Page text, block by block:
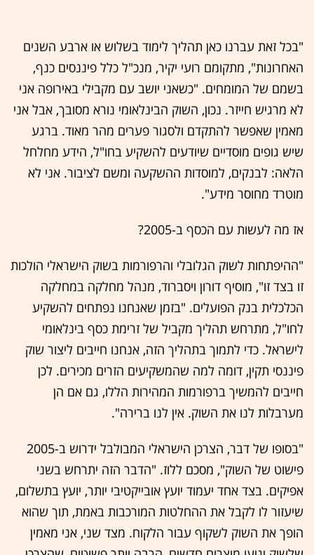
"בכל זאת עברנו כאן תהליך לימוד בשלוש או ארבע השנים
האחרונות", מתקומם רועי יקיר, מנכ"ל כלל פיננסים כנף,
בשמם של המומחים. "כשאני יושב עם מקבילי באירופה אני
לא מרגיש חייזר. נכון, השוק הבינלאומי נורא מסובך, אבל אני
מאמין שאפשר להתקדם ולסגור פערים מהר מאוד. ברגע
שיש גופים מוסדיים שיודעים להשקיע בחו"ל, הידע מחלחל
הלאה: לבנקים, למוסדות ההשקעה ומשם לציבור. אני לא
מוטרד מחוסר מידע".
אז מה לעשות עם הכסף ב-2005?
"ההיפתחות לשוק הגלובלי והרפורמות בשוק הישראלי הולכות
זו בצד זו", מוסיף דורון ויסברוד, מנהל מחלקה במחלקה
הכלכלית בנק הפועלים. "בזמן שאנחנו נפתחים להשקיע
לחו"ל, מתרחש תהליך מקביל של זרימת כסף בינלאומי
לישראל. כדי לתמוך בתהליך הזה, אנחנו חייבים ליצור שוק
פיננסי תקין, דומה למה שהמשקיעים הזרים מכירים. לכן
חייבים להמשיך ברפורמות המהירות הללו, גם אם הן
מערבלות לנו את השוק. אין לנו ברירה".
"בסופו של דבר, הצרכן הישראלי המבולבל ידרוש ב-2005
פישוט של השוק", מסכם ללוז. "הדבר הזה יתרחש בשני
אפיקים. בצד אחד יעמוד יועץ אובייקטיבי יותר, יועץ בתשלום,
שיעזור לו לקבל את ההחלטות המורכבות באמת, תוך שהוא
הופך את השוק לשקוף עבור הלקוח. מצד שני, אני מאמין